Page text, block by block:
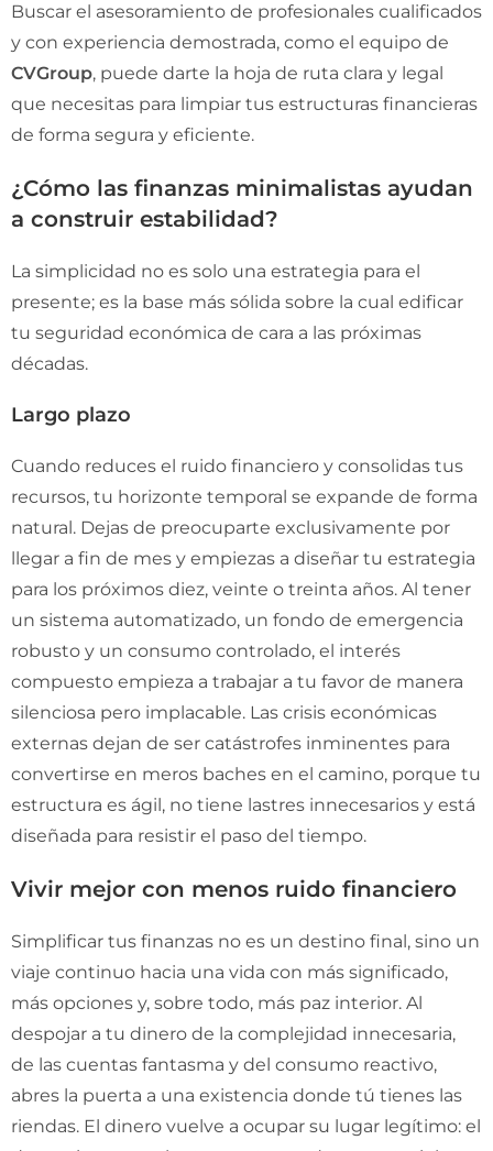
Buscar el asesoramiento de profesionales cualificados
y con experiencia demostrada, como el equipo de
CVGroup, puede darte la hoja de ruta clara y legal
que necesitas para limpiar tus estructuras financieras
de forma segura y eficiente.
¿Cómo las finanzas minimalistas ayudan
a construir estabilidad?
La simplicidad no es solo una estrategia para el
presente; es la base más sólida sobre la cual edificar
tu seguridad económica de cara a las próximas
décadas.
Largo plazo
Cuando reduces el ruido financiero y consolidas tus
recursos, tu horizonte temporal se expande de forma
natural. Dejas de preocuparte exclusivamente por
llegar a fin de mes y empiezas a diseñar tu estrategia
para los próximos diez, veinte o treinta años. Al tener
un sistema automatizado, un fondo de emergencia
robusto y un consumo controlado, el interés
compuesto empieza a trabajar a tu favor de manera
silenciosa pero implacable. Las crisis económicas
externas dejan de ser catástrofes inminentes para
convertirse en meros baches en el camino, porque tu
estructura es ágil, no tiene lastres innecesarios y está
diseñada para resistir el paso del tiempo.
Vivir mejor con menos ruido financiero
Simplificar tus finanzas no es un destino final, sino un
viaje continuo hacia una vida con más significado,
más opciones y, sobre todo, más paz interior. Al
despojar a tu dinero de la complejidad innecesaria,
de las cuentas fantasma y del consumo reactivo,
abres la puerta a una existencia donde tú tienes las
riendas. El dinero vuelve a ocupar su lugar legítimo: el